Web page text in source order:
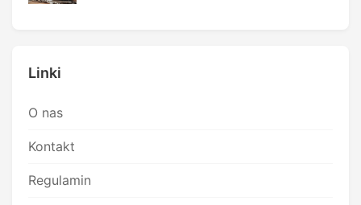
Linki
O nas
Kontakt
Regulamin